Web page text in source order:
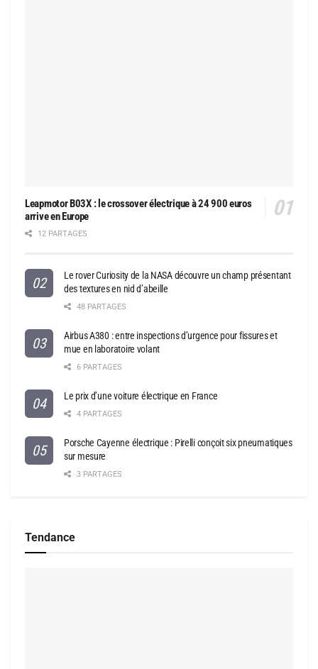
Leapmotor B03X : le crossover électrique à 24 900 euros
arrive en Europe
12 PARTAGES
Le rover Curiosity de la NASA découvre un champ présentant
des textures en nid d’abeille
48 PARTAGES
Airbus A380 : entre inspections d’urgence pour fissures et
mue en laboratoire volant
6 PARTAGES
Le prix d’une voiture électrique en France
4 PARTAGES
Porsche Cayenne électrique : Pirelli conçoit six pneumatiques
sur mesure
3 PARTAGES
Tendance